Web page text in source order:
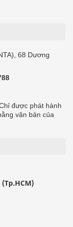
68 Dương
được phát hành
văn bản của
(Tp.HCM)